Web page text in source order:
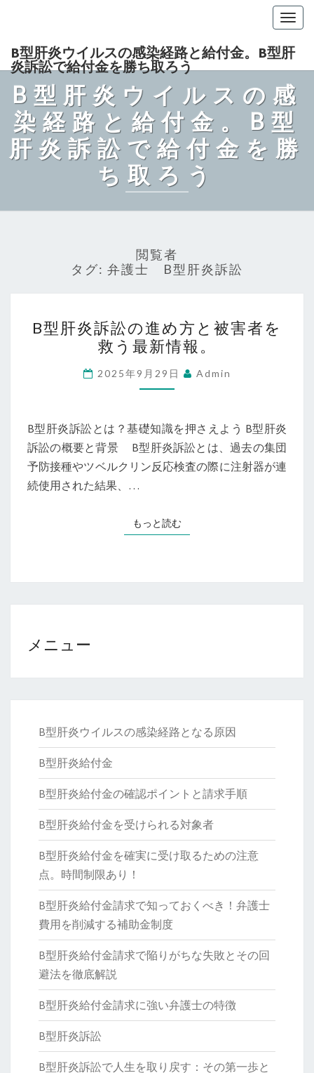
B型肝炎ウイルスの感染経路と給付金。B型肝
炎訴訟で給付金を勝ち取ろう
B型肝炎ウイルスの感
染経路と給付金。B型
肝炎訴訟で給付金を勝
ち取ろう
閲覧者
タグ: 弁護士 B型肝炎訴訟
型
肝
炎
訴
の
進
め
被
を
B型肝炎訴訟の進め方と被害者を
救う最新情報。
2025年9月29日 Admin
B型肝炎訴訟とは？基礎知識を押さえよう B型肝炎
訴訟の概要と背景 B型肝炎訴訟とは、過去の集団
予防接種やツベルクリン反応検査の際に注射器が連
続使用された結果、…
もっと読むもっと読む
メニュー
B型肝炎ウイルスの感染経路となる原因
B型肝炎給付金
B型肝炎給付金の確認ポイントと請求手順
B型肝炎給付金を受けられる対象者
B型肝炎給付金を確実に受け取るための注意
点。時間制限あり！
B型肝炎給付金請求で知っておくべき！弁護士
費用を削減する補助金制度
B型肝炎給付金請求で陥りがちな失敗とその回
避法を徹底解説
B型肝炎給付金請求に強い弁護士の特徴
B型肝炎訴訟
B型肝炎訴訟で人生を取り戻す：その第一歩と